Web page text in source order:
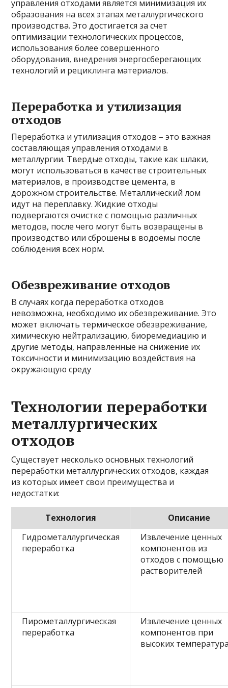
управления отходами является минимизация их
образования на всех этапах металлургического
производства. Это достигается за счет
оптимизации технологических процессов,
использования более совершенного
оборудования, внедрения энергосберегающих
технологий и рециклинга материалов.
Переработка и утилизация
отходов
Переработка и утилизация отходов – это важная
составляющая управления отходами в
металлургии. Твердые отходы, такие как шлаки,
могут использоваться в качестве строительных
материалов, в производстве цемента, в
дорожном строительстве. Металлический лом
идут на переплавку. Жидкие отходы
подвергаются очистке с помощью различных
методов, после чего могут быть возвращены в
производство или сброшены в водоемы после
соблюдения всех норм.
Обезвреживание отходов
В случаях когда переработка отходов
невозможна, необходимо их обезвреживание. Это
может включать термическое обезвреживание,
химическую нейтрализацию, биоремедиацию и
другие методы, направленные на снижение их
токсичности и минимизацию воздействия на
окружающую среду
Технологии переработки
металлургических
отходов
Существует несколько основных технологий
переработки металлургических отходов, каждая
из которых имеет свои преимущества и
недостатки:
Технология
Описание
Гидрометаллургическая
переработка
Извлечение ценных
компонентов из
отходов с помощью
растворителей
Пирометаллургическая
переработка
Извлечение ценных
компонентов при
высоких